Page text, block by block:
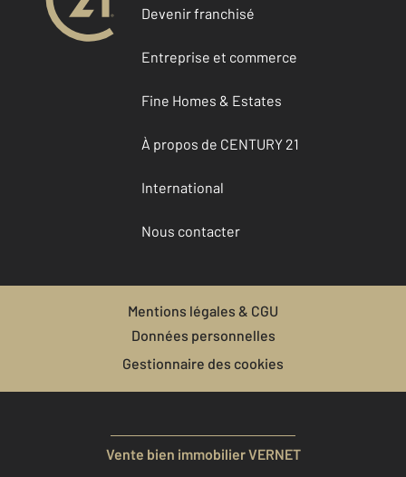
Devenir franchisé
Entreprise et commerce
Fine Homes & Estates
À propos de CENTURY 21
International
Nous contacter
Mentions légales & CGU
Données personnelles
Gestionnaire des cookies
Vente bien immobilier VERNET